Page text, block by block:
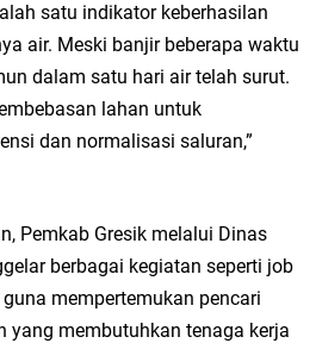
Tebar Berkah Idul Adha, Bagikan Daging
Wates Husada Balongpanggang
Cerme Gresik Berbenah dan
81 RI
Sabtu, 8 Agustus
satu indikator keberhasilan
air. Meski banjir beberapa waktu
dalam satu hari air telah surut.
lahan untuk
dan normalisasi saluran,”
Pemkab Gresik melalui Dinas
berbagai kegiatan seperti job
mempertemukan pencari
yang membutuhkan tenaga kerja